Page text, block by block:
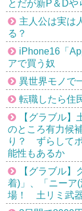
とだが新P＆Dや
主人公は実は
る？
iPhone16「
アで買う奴
異世界モノで
転職したら住
【グラブル
のところ有力候
り？ ずらして
能性もあるか
【グラブル
着)」、「ニーア
場！ 土リミ武